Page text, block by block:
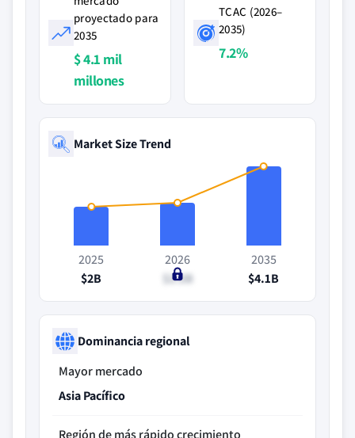
proyectado para
2035
$ 4.1 mil
millones
TCAC (2026–
2035)
7.2%
Market Size Trend
2025
$2B
2026
$2.2B
2035
$4.1B
Dominancia regional
Mayor mercado
Asia Pacífico
Región de más rápido crecimiento